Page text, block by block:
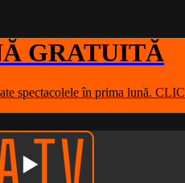
GRATUITĂ
spectacolele în prima lună.